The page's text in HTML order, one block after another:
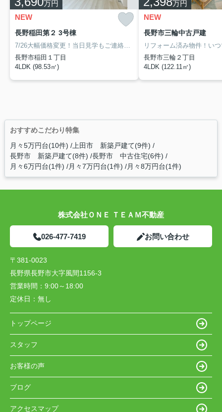
万円
NEW
長野稲田第２ 3号棟
長野市稲田１丁目
4LDK (98.53㎡)
万円
NEW
長野市三輪中古戸建
長野市三輪２丁目
4LDK (122.11㎡)
おすすめこだわり特集
月々5万円台(10件) 上田市 新築戸建て(9件)
長野市 新築戸建て(8件) 長野市 中古住宅(6件)
月々6万円台(1件) 月々7万円台(1件) 月々8万円台(1件)
株式会社ＯＮＥ ＴＥＡＭ不動産
026-477-7419 お問い合わせ
〒381-0023
長野県長野市大字風間1156-3
営業時間： 9:00～18:00
定休日： 無し
トップページ
スタッフ
お客様の声
ブログ
アクセスマップ